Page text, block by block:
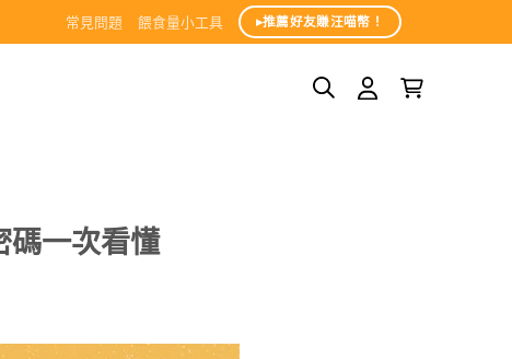
常見問題 餵食量小工具 ▸推薦好友賺汪喵幣！
碼一次看懂